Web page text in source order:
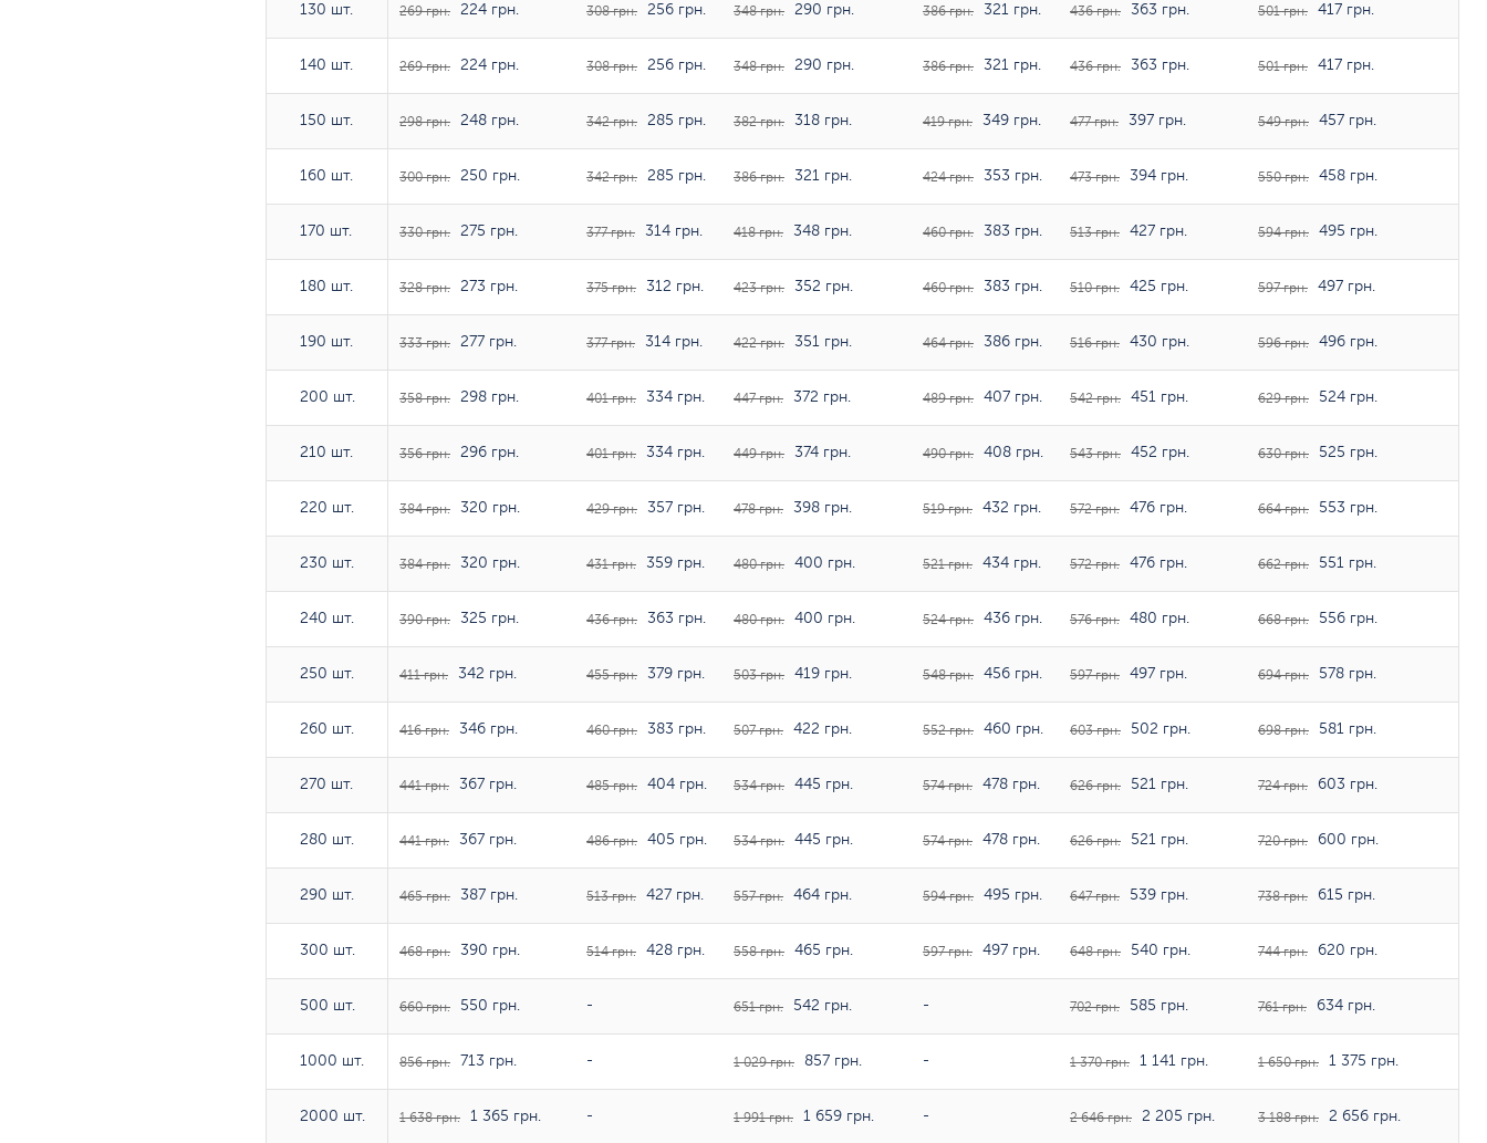
130 шт.
140 шт.
150 шт.
160 шт.
170 шт.
180 шт.
190 шт.
200 шт.
210 шт.
220 шт.
230 шт.
240 шт.
250 шт.
260 шт.
270 шт.
280 шт.
290 шт.
300 шт.
500 шт.
1000 шт.
2000 шт.
130 шт. 269 грн. 224 грн. 308 грн. 256 грн. 348 грн. 290 грн. 386 грн. 321 грн. 436 грн. 363 грн. 501 грн. 417 грн.
140 шт. 269 грн. 224 грн. 308 грн. 256 грн. 348 грн. 290 грн. 386 грн. 321 грн. 436 грн. 363 грн. 501 грн. 417 грн.
150 шт. 298 грн. 248 грн. 342 грн. 285 грн. 382 грн. 318 грн. 419 грн. 349 грн. 477 грн. 397 грн. 549 грн. 457 грн.
160 шт. 300 грн. 250 грн. 342 грн. 285 грн. 386 грн. 321 грн. 424 грн. 353 грн. 473 грн. 394 грн. 550 грн. 458 грн.
170 шт. 330 грн. 275 грн. 377 грн. 314 грн. 418 грн. 348 грн. 460 грн. 383 грн. 513 грн. 427 грн. 594 грн. 495 грн.
180 шт. 328 грн. 273 грн. 375 грн. 312 грн. 423 грн. 352 грн. 460 грн. 383 грн. 510 грн. 425 грн. 597 грн. 497 грн.
190 шт. 333 грн. 277 грн. 377 грн. 314 грн. 422 грн. 351 грн. 464 грн. 386 грн. 516 грн. 430 грн. 596 грн. 496 грн.
200 шт. 358 грн. 298 грн. 401 грн. 334 грн. 447 грн. 372 грн. 489 грн. 407 грн. 542 грн. 451 грн. 629 грн. 524 грн.
210 шт. 356 грн. 296 грн. 401 грн. 334 грн. 449 грн. 374 грн. 490 грн. 408 грн. 543 грн. 452 грн. 630 грн. 525 грн.
220 шт. 384 грн. 320 грн. 429 грн. 357 грн. 478 грн. 398 грн. 519 грн. 432 грн. 572 грн. 476 грн. 664 грн. 553 грн.
230 шт. 384 грн. 320 грн. 431 грн. 359 грн. 480 грн. 400 грн. 521 грн. 434 грн. 572 грн. 476 грн. 662 грн. 551 грн.
240 шт. 390 грн. 325 грн. 436 грн. 363 грн. 480 грн. 400 грн. 524 грн. 436 грн. 576 грн. 480 грн. 668 грн. 556 грн.
250 шт. 411 грн. 342 грн. 455 грн. 379 грн. 503 грн. 419 грн. 548 грн. 456 грн. 597 грн. 497 грн. 694 грн. 578 грн.
260 шт. 416 грн. 346 грн. 460 грн. 383 грн. 507 грн. 422 грн. 552 грн. 460 грн. 603 грн. 502 грн. 698 грн. 581 грн.
270 шт. 441 грн. 367 грн. 485 грн. 404 грн. 534 грн. 445 грн. 574 грн. 478 грн. 626 грн. 521 грн. 724 грн. 603 грн.
280 шт. 441 грн. 367 грн. 486 грн. 405 грн. 534 грн. 445 грн. 574 грн. 478 грн. 626 грн. 521 грн. 720 грн. 600 грн.
290 шт. 465 грн. 387 грн. 513 грн. 427 грн. 557 грн. 464 грн. 594 грн. 495 грн. 647 грн. 539 грн. 738 грн. 615 грн.
300 шт. 468 грн. 390 грн. 514 грн. 428 грн. 558 грн. 465 грн. 597 грн. 497 грн. 648 грн. 540 грн. 744 грн. 620 грн.
500 шт. 660 грн. 550 грн. - 651 грн. 542 грн. - 702 грн. 585 грн. 761 грн. 634 грн.
1000 шт. 856 грн. 713 грн. - 1 029 грн. 857 грн. - 1 370 грн. 1 141 грн. 1 650 грн. 1 375 грн.
2000 шт. 1 638 грн. 1 365 грн. - 1 991 грн. 1 659 грн. - 2 646 грн. 2 205 грн. 3 188 грн. 2 656 грн.